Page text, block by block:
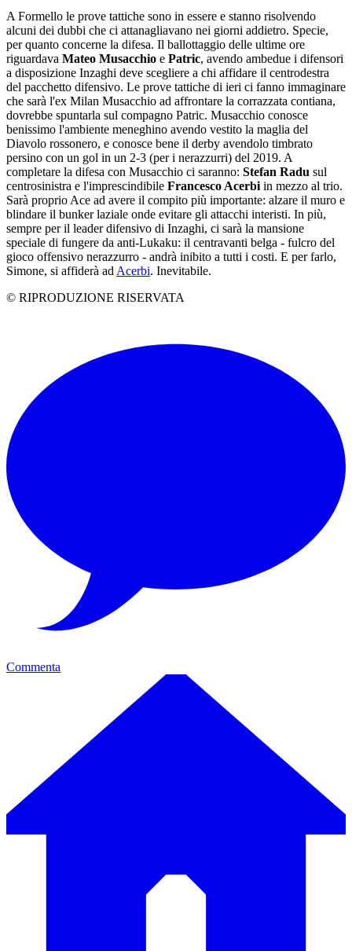
A Formello le prove tattiche sono in essere e stanno risolvendo
alcuni dei dubbi che ci attanagliavano nei giorni addietro. Specie,
per quanto concerne la difesa. Il ballottaggio delle ultime ore
riguardava Mateo Musacchio e Patric, avendo ambedue i difensori
a disposizione Inzaghi deve scegliere a chi affidare il centrodestra
del pacchetto difensivo. Le prove tattiche di ieri ci fanno immaginare
che sarà l'ex Milan Musacchio ad affrontare la corrazzata contiana,
dovrebbe spuntarla sul compagno Patric. Musacchio conosce
benissimo l'ambiente meneghino avendo vestito la maglia del
Diavolo rossonero, e conosce bene il derby avendolo timbrato
persino con un gol in un 2-3 (per i nerazzurri) del 2019. A
completare la difesa con Musacchio ci saranno: Stefan Radu sul
centrosinistra e l'imprescindibile Francesco Acerbi in mezzo al trio.
Sarà proprio Ace ad avere il compito più importante: alzare il muro e
blindare il bunker laziale onde evitare gli attacchi interisti. In più,
sempre per il leader difensivo di Inzaghi, ci sarà la mansione
speciale di fungere da anti-Lukaku: il centravanti belga - fulcro del
gioco offensivo nerazzurro - andrà inibito a tutti i costi. E per farlo,
Simone, si affiderà ad Acerbi. Inevitabile.
© RIPRODUZIONE RISERVATA
Commenta